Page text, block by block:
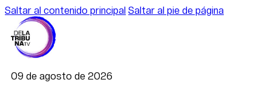
Saltar al contenido principal Saltar al pie de página
09 de agosto de 2026